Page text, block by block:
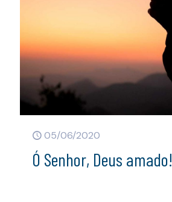
05/06/2020
Ó Senhor, Deus amado!